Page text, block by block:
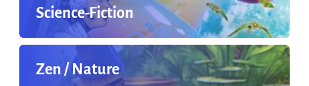
Science-Fiction
Zen / Nature